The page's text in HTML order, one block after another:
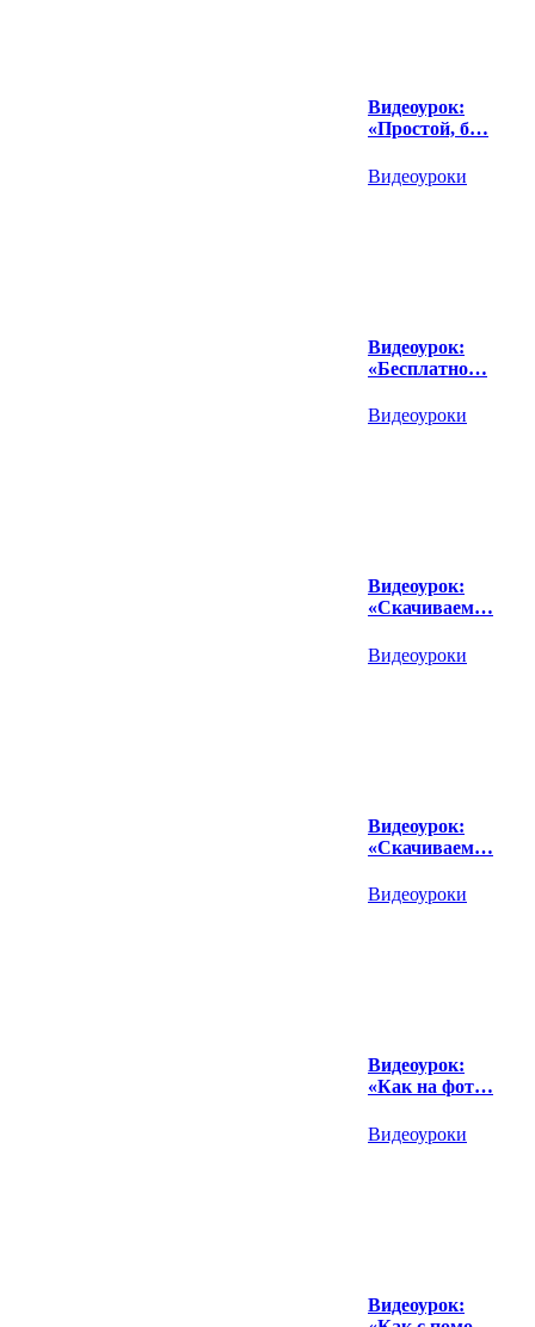
Видеоурок:
«Простой, б…
Видеоуроки
Видеоурок:
«Бесплатно…
Видеоуроки
Видеоурок:
«Скачиваем…
Видеоуроки
Видеоурок:
«Скачиваем…
Видеоуроки
Видеоурок:
«Как на фот…
Видеоуроки
Видеоурок: